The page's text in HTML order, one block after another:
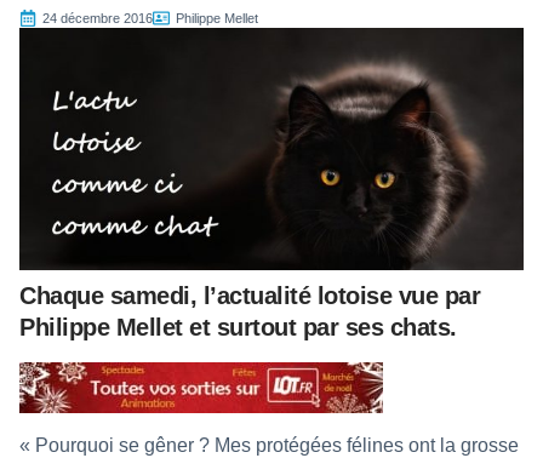
24 décembre 2016 Philippe Mellet
Chaque samedi, l’actualité lotoise vue par
Philippe Mellet et surtout par ses chats.
« Pourquoi se gêner ? Mes protégées félines ont la grosse